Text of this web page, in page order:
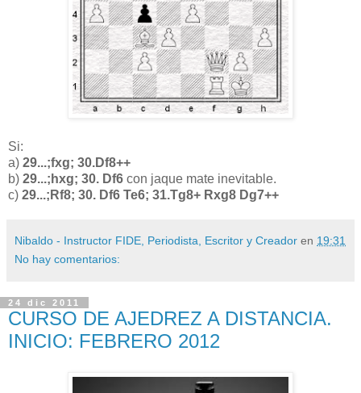
Si:
a) 29...;fxg; 30.Df8++
b) 29...;hxg; 30. Df6 con jaque mate inevitable.
c) 29...;Rf8; 30. Df6 Te6; 31.Tg8+ Rxg8 Dg7++
Nibaldo - Instructor FIDE, Periodista, Escritor y Creador en 19:31
No hay comentarios:
24 dic 2011
CURSO DE AJEDREZ A DISTANCIA.
INICIO: FEBRERO 2012